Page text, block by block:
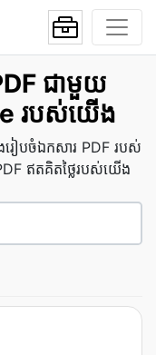
ជាមួយ
របស់យើង
រៀបចំឯកសារ PDF របស់
ឥតគិតថ្លៃរបស់យើង